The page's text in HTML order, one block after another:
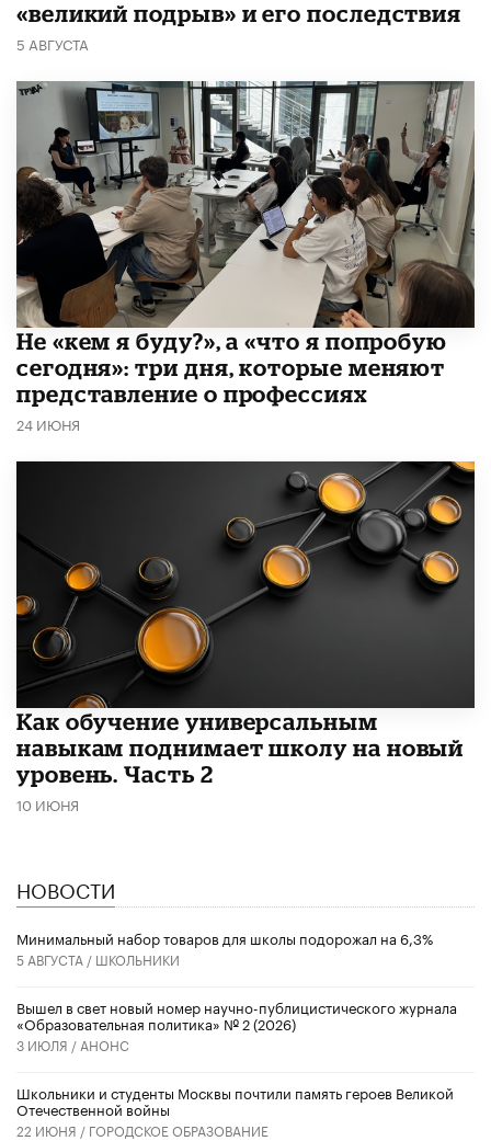
«великий подрыв» и его последствия
5 АВГУСТА
Не «кем я буду?», а «что я попробую
сегодня»: три дня, которые меняют
представление о профессиях
24 ИЮНЯ
​Как обучение универсальным
навыкам поднимает школу на новый
уровень. Часть 2
10 ИЮНЯ
НОВОСТИ
Минимальный набор товаров для школы подорожал на 6,3%
5 АВГУСТА / ШКОЛЬНИКИ
Вышел в свет новый номер научно-публицистического журнала
«Образовательная политика» № 2 (2026)
3 ИЮЛЯ / АНОНС
Школьники и студенты Москвы почтили память героев Великой
Отечественной войны
22 ИЮНЯ / ГОРОДСКОЕ ОБРАЗОВАНИЕ